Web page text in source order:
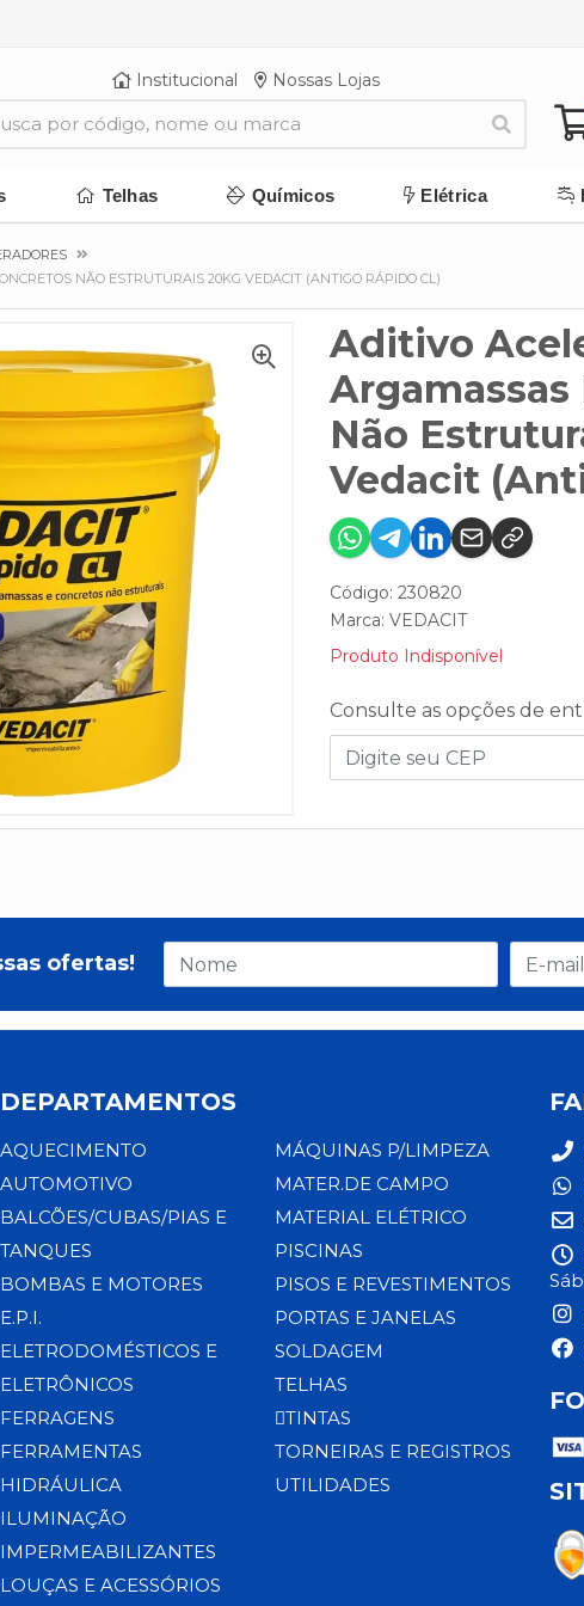
Institucional Nossas Lojas
Telhas Químicos Elétrica
NÃO ESTRUTURAIS 20KG VEDACIT (ANTIGO RÁPIDO CL)
Aditivo
Argamassas
Não
Vedacit
Código: 230820
Marca: VEDACIT
Produto Indisponível
Consulte as opções de
ofertas!
DEPARTAMENTOS
AQUECIMENTO
AUTOMOTIVO
BALCÕES/CUBAS/PIAS E
TANQUES
BOMBAS E MOTORES
E.P.I.
ELETRODOMÉSTICOS E
ELETRÔNICOS
FERRAGENS
FERRAMENTAS
HIDRÁULICA
ILUMINAÇÃO
IMPERMEABILIZANTES
LOUÇAS E ACESSÓRIOS
MÁQUINAS P/LIMPEZA
MATER.DE CAMPO
MATERIAL ELÉTRICO
PISCINAS
PISOS E REVESTIMENTOS
PORTAS E JANELAS
SOLDAGEM
TELHAS
TINTAS
TORNEIRAS E REGISTROS
UTILIDADES